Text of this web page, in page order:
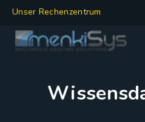
Unser Rechenzentrum